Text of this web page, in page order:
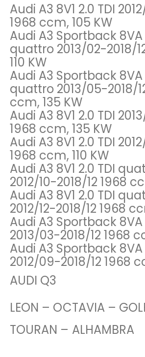
Audi A3 8V1 2.0 TDI
1968 ccm, 105 KW
Audi A3 Sportback 8VA
quattro 2013/02-2018/
110 KW
Audi A3 Sportback 8VA
quattro 2013/05-2018/
ccm, 135 KW
Audi A3 8V1 2.0 TDI
1968 ccm, 135 KW
Audi A3 8V1 2.0 TDI
1968 ccm, 110 KW
Audi A3 8V1 2.0 TDI
2012/10-2018/12 1968
Audi A3 8V1 2.0 TDI
2012/12-2018/12 1968
Audi A3 Sportback 8VA
2013/03-2018/12 1968
Audi A3 Sportback 8VA
2012/09-2018/12 1968
AUDI Q3
LEON – OCTAVIA –
TOURAN – ALHAMBRA